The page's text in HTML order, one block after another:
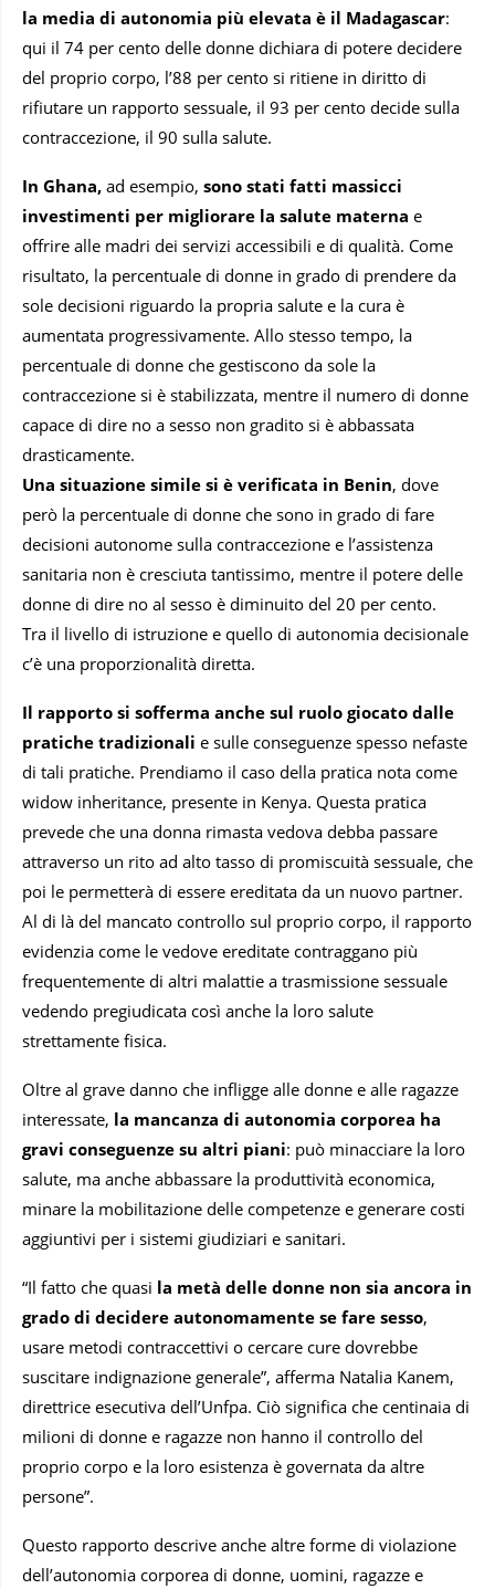
la media di autonomia più elevata è il Madagascar:
qui il 74 per cento delle donne dichiara di potere decidere
del proprio corpo, l’88 per cento si ritiene in diritto di
rifiutare un rapporto sessuale, il 93 per cento decide sulla
contraccezione, il 90 sulla salute.
In Ghana, ad esempio, sono stati fatti massicci
investimenti per migliorare la salute materna e
offrire alle madri dei servizi accessibili e di qualità. Come
risultato, la percentuale di donne in grado di prendere da
sole decisioni riguardo la propria salute e la cura è
aumentata progressivamente. Allo stesso tempo, la
percentuale di donne che gestiscono da sole la
contraccezione si è stabilizzata, mentre il numero di donne
capace di dire no a sesso non gradito si è abbassata
drasticamente.
Una situazione simile si è verificata in Benin, dove
però la percentuale di donne che sono in grado di fare
decisioni autonome sulla contraccezione e l’assistenza
sanitaria non è cresciuta tantissimo, mentre il potere delle
donne di dire no al sesso è diminuito del 20 per cento.
Tra il livello di istruzione e quello di autonomia decisionale
c’è una proporzionalità diretta.
Il rapporto si sofferma anche sul ruolo giocato dalle
pratiche tradizionali e sulle conseguenze spesso nefaste
di tali pratiche. Prendiamo il caso della pratica nota come
widow inheritance, presente in Kenya. Questa pratica
prevede che una donna rimasta vedova debba passare
attraverso un rito ad alto tasso di promiscuità sessuale, che
poi le permetterà di essere ereditata da un nuovo partner.
Al di là del mancato controllo sul proprio corpo, il rapporto
evidenzia come le vedove ereditate contraggano più
frequentemente di altri malattie a trasmissione sessuale
vedendo pregiudicata così anche la loro salute
strettamente fisica.
Oltre al grave danno che infligge alle donne e alle ragazze
interessate, la mancanza di autonomia corporea ha
gravi conseguenze su altri piani: può minacciare la loro
salute, ma anche abbassare la produttività economica,
minare la mobilitazione delle competenze e generare costi
aggiuntivi per i sistemi giudiziari e sanitari.
“Il fatto che quasi la metà delle donne non sia ancora in
grado di decidere autonomamente se fare sesso,
usare metodi contraccettivi o cercare cure dovrebbe
suscitare indignazione generale”, afferma Natalia Kanem,
direttrice esecutiva dell’Unfpa. Ciò significa che centinaia di
milioni di donne e ragazze non hanno il controllo del
proprio corpo e la loro esistenza è governata da altre
persone”.
Questo rapporto descrive anche altre forme di violazione
dell’autonomia corporea di donne, uomini, ragazze e